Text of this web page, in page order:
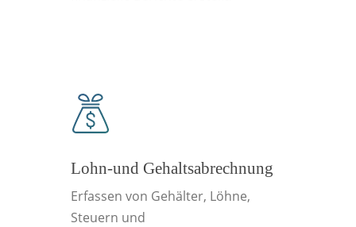
Lohn-und Gehaltsabrechnung
Erfassen von Gehälter, Löhne,
Steuern und